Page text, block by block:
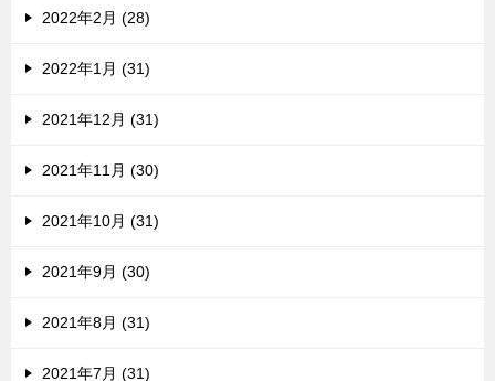
2022年2月 (28)
2022年1月 (31)
2021年12月 (31)
2021年11月 (30)
2021年10月 (31)
2021年9月 (30)
2021年8月 (31)
2021年7月 (31)